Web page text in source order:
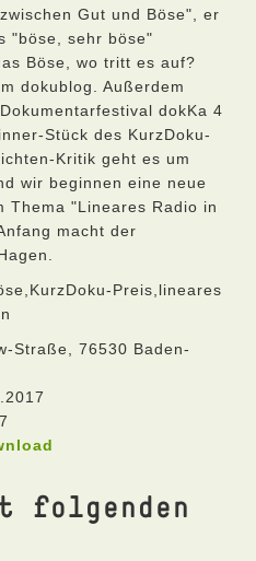
Gut und Böse", er
"böse, sehr böse"
Böse, wo tritt es auf?
dokublog. Außerdem
dokKa 4
Stück des KurzDoku-
Kritik geht es um
wir beginnen eine neue
Thema "Lineares Radio in
macht der
Preis,lineares
Straße, 76530 Baden-
folgenden